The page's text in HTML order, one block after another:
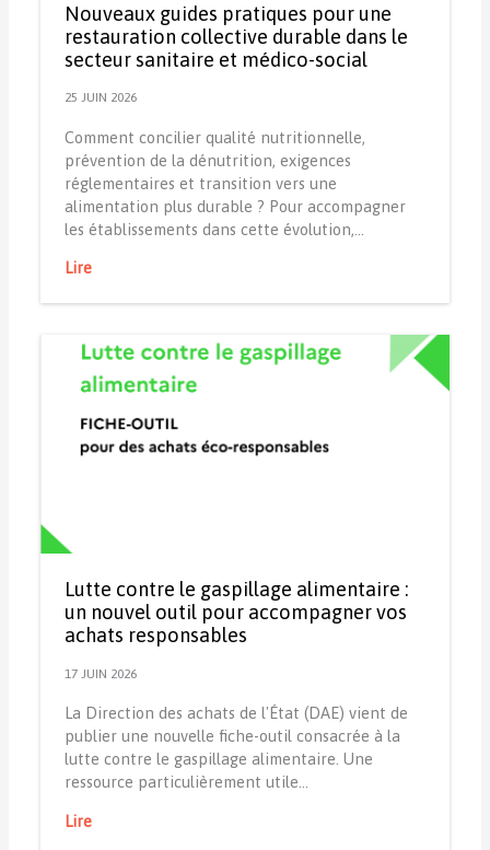
Nouveaux guides pratiques pour une
restauration collective durable dans le
secteur sanitaire et médico-social
25 JUIN 2026
Comment concilier qualité nutritionnelle,
prévention de la dénutrition, exigences
réglementaires et transition vers une
alimentation plus durable ? Pour accompagner
les établissements dans cette évolution,…
Lire
Lutte contre le gaspillage alimentaire :
un nouvel outil pour accompagner vos
achats responsables
17 JUIN 2026
La Direction des achats de l'État (DAE) vient de
publier une nouvelle fiche-outil consacrée à la
lutte contre le gaspillage alimentaire. Une
ressource particulièrement utile…
Lire